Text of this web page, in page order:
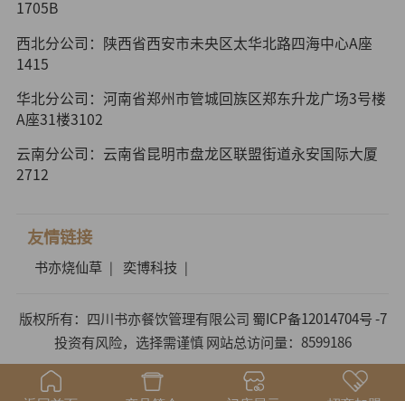
1705B
西北分公司：陕西省西安市未央区太华北路四海中心A座
1415
华北分公司：河南省郑州市管城回族区郑东升龙广场3号楼
A座31楼3102
云南分公司：云南省昆明市盘龙区联盟街道永安国际大厦
2712
友情链接
书亦烧仙草 奕博科技
版权所有：四川书亦餐饮管理有限公司 蜀ICP备12014704号 -7
投资有风险，选择需谨慎 网站总访问量：8599186